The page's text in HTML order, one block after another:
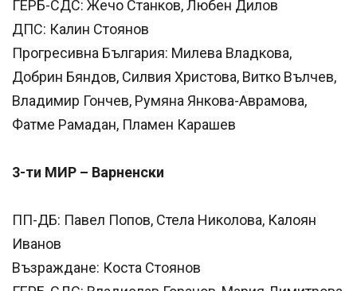
ГЕРБ-СДС: Жечо Станков, Любен Дилов
ДПС: Калин Стоянов
Прогресивна България: Милева Владкова,
Добрин Бяндов, Силвия Христова, Витко Вълчев,
Владимир Гончев, Румяна Янкова-Аврамова,
Фатме Рамадан, Пламен Карашев
3-ти МИР – Варненски
ПП-ДБ: Павел Попов, Стела Николова, Калоян
Иванов
Възраждане: Коста Стоянов